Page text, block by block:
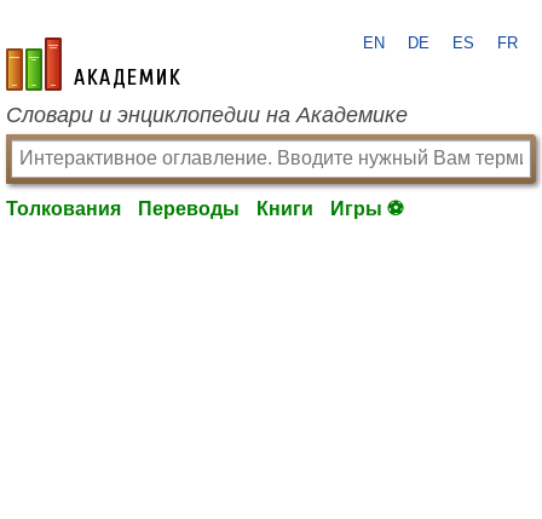
academic.ru
EN DE ES FR
Словари и энциклопедии на Академике
Толкования Переводы Книги Игры ⚽